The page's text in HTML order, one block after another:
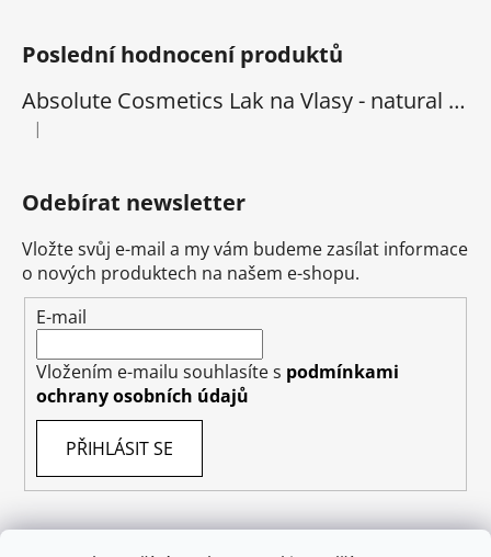
Poslední hodnocení produktů
Absolute Cosmetics Lak na Vlasy - natural 1000 ml
Hodnocení produktu je 5 z 5 hvězdiček.
|
Odebírat newsletter
Vložte svůj e-mail a my vám budeme zasílat informace
o nových produktech na našem e-shopu.
E-mail
Vložením e-mailu souhlasíte s podmínkami
ochrany osobních údajů
PŘIHLÁSIT SE